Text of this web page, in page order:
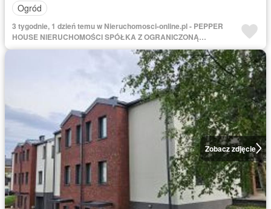
Ogród
3 tygodnie, 1 dzień temu w Nieruchomosci-online.pl - PEPPER
HOUSE NIERUCHOMOŚCI SPÓŁKA Z OGRANICZONĄ
ODPOWIEDZIALNOŚCIĄ
Zobacz zdjęcie